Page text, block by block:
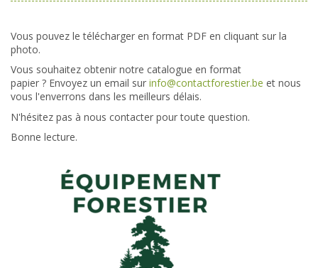
Vous pouvez le télécharger en format PDF en cliquant sur la
photo.
Vous souhaitez obtenir notre catalogue en format
papier ? Envoyez un email sur info@contactforestier.be et nous
vous l'enverrons dans les meilleurs délais.
N'hésitez pas à nous contacter pour toute question.
Bonne lecture.